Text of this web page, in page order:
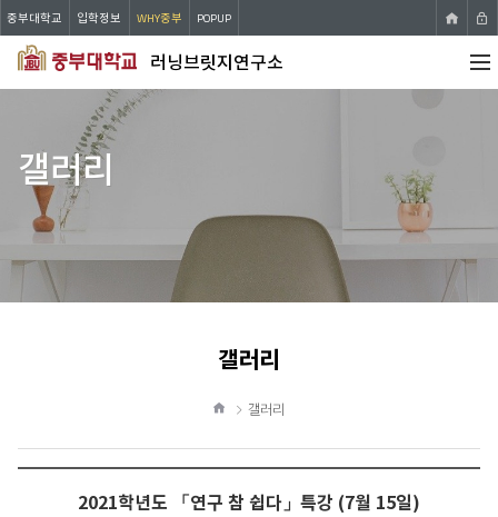
러닝브릿지연구소
중부대학교 입학정보 WHY중부 POPUP
갤러리
갤러리
갤러리
2021학년도 「연구 참 쉽다」특강 (7월 15일)